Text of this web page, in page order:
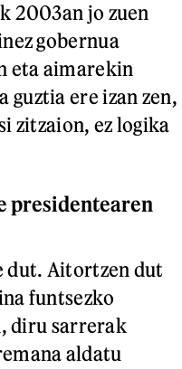
2003an jo zuen
gobernua
eta aimarekin
guztia ere izan zen,
zitzaion, ez logika
presidentearen
dut. Aitortzen dut
funtsezko
diru sarrerak
aldatu